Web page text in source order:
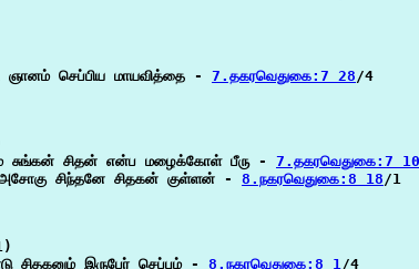
ஞானம் செப்பிய மாயவித்தை - 7.தகரவெதுகை:7 28/4
சுங்கன் சிதன் என்ப மழைக்கோள் பீரு - 7.தகரவெதுகை:7 10
அசோகு சிந்தனே சிதகன் குள்ளன் - 8.நகரவெதுகை:8 18/1
சிதகனும் இருபேர் செப்பும் - 8.நகரவெதுகை:8 1/4